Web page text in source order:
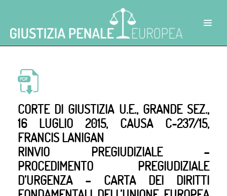
CORTE DI GIUSTIZIA U.E., GRANDE SEZ.,
16 LUGLIO 2015, CAUSA C-237/15,
FRANCIS LANIGAN
RINVIO PREGIUDIZIALE –
PROCEDIMENTO PREGIUDIZIALE
D’URGENZA – CARTA DEI DIRITTI